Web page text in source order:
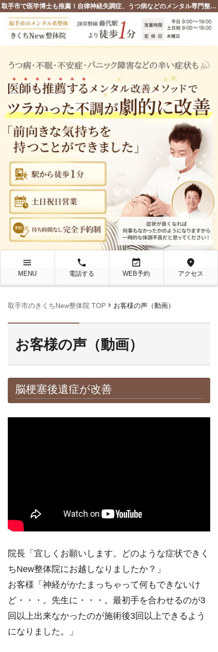
取手市で医学博士も推薦！自律神経失調症、うつ病などのメンタル専門整体院
menu
MENU
local_phone
電話する
event_available
WEB予約
location_on
アクセス
取手市のきくちNew整体院 TOP chevron_right お客様の声（動画）
お客様の声（動画）
脳梗塞後遺症が改善
院長「宜しくお願いします。どのような症状できく
ちNew整体院にお越しなりましたか？」
お客様「神経がかたまっちゃって何もできないけ
ど・・・。先生に・・・。最初手を合わせるのが3
回以上出来なかったのが施術後3回以上できるよう
になりました。」